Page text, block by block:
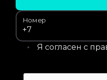
Номер
Я согласен с